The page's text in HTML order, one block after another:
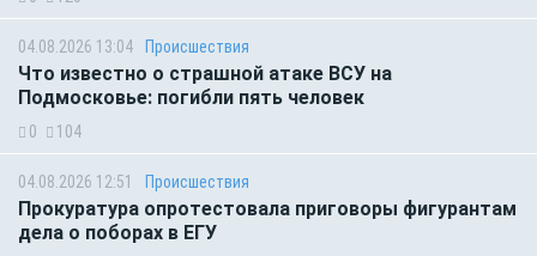
04.08.2026 13:04 Происшествия
Что известно о страшной атаке ВСУ на
Подмосковье: погибли пять человек
0 104
04.08.2026 12:51 Происшествия
Прокуратура опротестовала приговоры фигурантам
дела о поборах в ЕГУ